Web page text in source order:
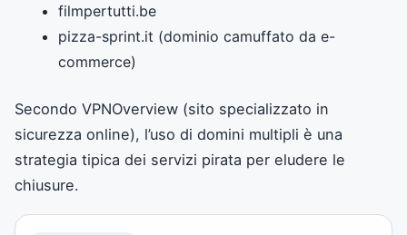
filmpertutti.be
pizza-sprint.it (dominio camuffato da e-
commerce)
Secondo VPNOverview (sito specializzato in
sicurezza online), l’uso di domini multipli è una
strategia tipica dei servizi pirata per eludere le
chiusure.